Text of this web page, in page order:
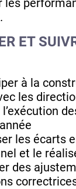
ET
à la
les
les écarts
et le
des